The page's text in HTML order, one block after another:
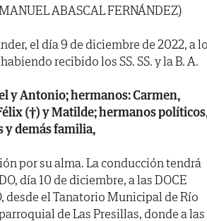
ABASCAL FERNÁNDEZ)
el día 9 de diciembre de 2022, a
recibido los SS. SS. y la B. A.
y Antonio; hermanos: Carmen,
(†) y Matilde; hermanos
y demás familia,
por su alma. La conducción tendrá
día 10 de diciembre, a las DOCE
desde el Tanatorio Municipal de Río
de Las Presillas, donde a las